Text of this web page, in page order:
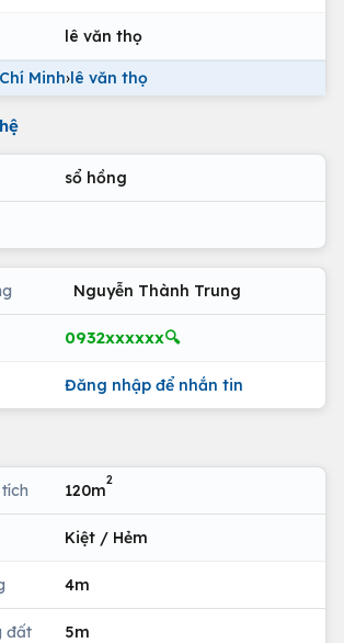
lê văn thọ
Minh›lê văn thọ
sổ hồng
Nguyễn Thành Trung
0932xxxxxx🔍
Đăng nhập để nhắn tin
120m
2
Kiệt / Hẻm
4m
đất 5m